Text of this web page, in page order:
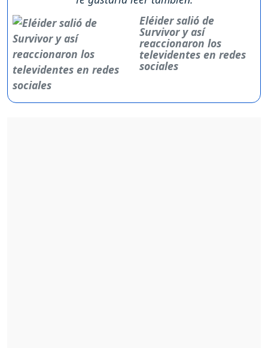
Eléider salió de
Survivor y así
reaccionaron los
televidentes en redes
sociales